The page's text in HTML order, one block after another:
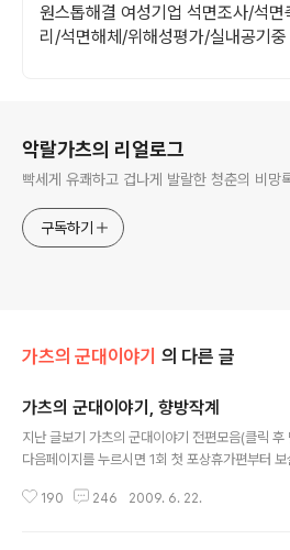
원스톱해결 여성기업 석면조사/석면
리/석면해체/위해성평가/실내공기중
악랄가츠의 리얼로그
빡세게 유쾌하고 겁나게 발랄한 청춘의 비망
구독하기
가츠의 군대이야기 의 다른 글
가츠의 군대이야기, 향방작계
지난 글보기 가츠의 군대이야기 전편모음(클릭 후
다음페이지를 누르시면 1회 첫 포상휴가편부터 보
음 받은 예비군 훈련에 대해서 이야기해보겠습니다
190 246 2009. 6. 22.